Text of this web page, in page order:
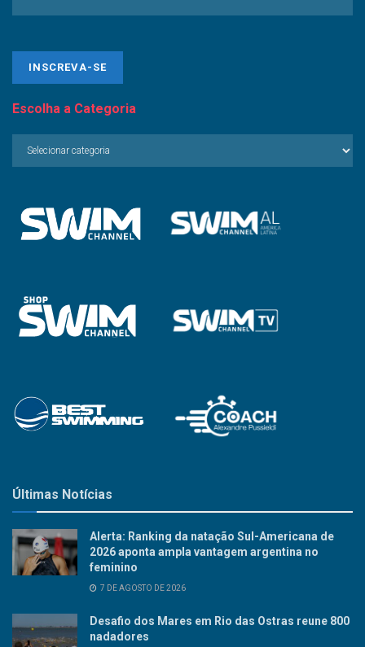
Escolha a Categoria
Últimas Notícias
Alerta: Ranking da natação Sul-Americana de
2026 aponta ampla vantagem argentina no
feminino
7 DE AGOSTO DE 2026
Desafio dos Mares em Rio das Ostras reune 800
nadadores